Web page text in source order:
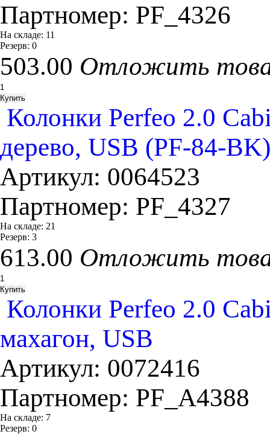
Партномер: PF_4326
На складе: 11
Резерв: 0
503.00 Отложить
Колонки Perfeo 2.0
дерево, USB (PF-84-BK)
Артикул: 0064523
Партномер: PF_4327
На складе: 21
Резерв: 3
613.00 Отложить
Колонки Perfeo 2.0
махагон, USB
Артикул: 0072416
Партномер: PF_A4388
На складе: 7
Резерв: 0